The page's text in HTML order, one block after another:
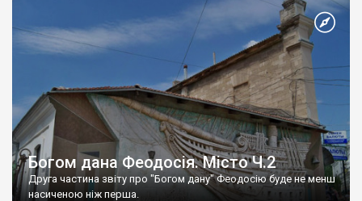
Богом дана Феодосія. Місто Ч.2
Друга частина звіту про "Богом дану" Феодосію буде не менш
насиченою ніж перша.